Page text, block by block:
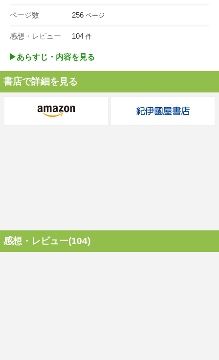
ページ数 256 ページ
感想・レビュー 104 件
▶︎あらすじ・内容を見る
書店で詳細を見る
感想・レビュー(104)